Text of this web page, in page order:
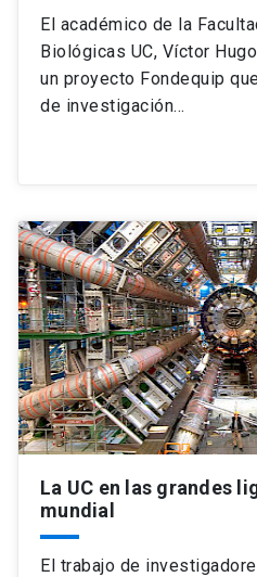
Padres y familia
Vecinos launch
Medios Biblioteca launch
Donaciones launch
El académico de la
Biológicas UC, Víctor
un proyecto Fondequip
de investigación…
La UC en las grandes
mundial
El trabajo de